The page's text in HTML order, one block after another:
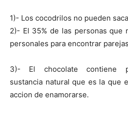
1)- Los cocodrilos no pueden
2)- El 35% de las personas que
personales para encontrar
3)- El chocolate contiene
sustancia natural que es la que
accion de enamorarse.